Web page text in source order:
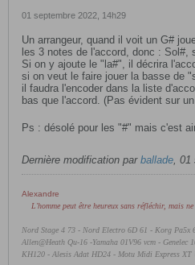
01 septembre 2022, 14h29
Un arrangeur, quand il voit un G#
les 3 notes de l'accord, donc : Sol#,
Si on y ajoute le "la#", il décrira
si on veut le faire jouer la basse de
il faudra l'encoder dans la liste
bas que l'accord. (Pas évident sur
Ps : désolé pour les "#" mais c'est
Dernière modification par ballade, 01
Alexandre
L'homme peut être heureux sans réfléchir, mais
Nord Stage 4 73 - Nord Electro 6D 61 - Korg Pa5x
Allen@Heath Qu-16 -Yamaha 01V96 vcm - Genelec
KH120 - Alesis Adat HD24 - Motu Midi Express XT